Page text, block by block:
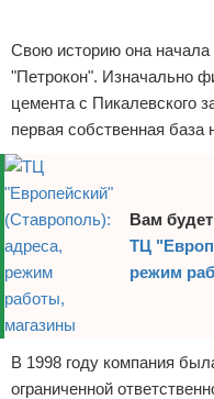
Свою историю она начала
"Петрокон". Изначально
цемента с Пикалевского
первая собственная
Вам
ТЦ
режим
В 1998 году компания
ограниченной